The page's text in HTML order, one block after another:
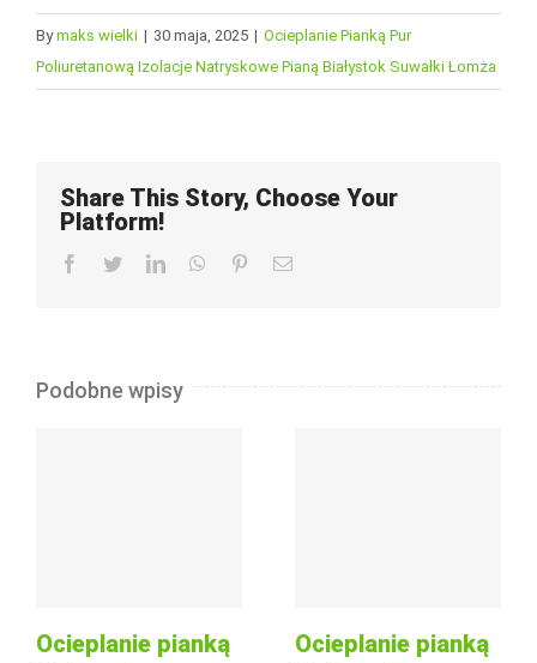
Bymaks wielki | 30 maja, 2025 | Ocieplanie Pianką Pur
Poliuretanową Izolacje Natryskowe Pianą Białystok Suwałki Łomża
Share This Story, Choose Your
Platform!
Facebook
TwitterLinkedInWhatsApp
PinterestEmail
Podobne wpisy
Ocieplanie pianką
Ocieplanie pianką